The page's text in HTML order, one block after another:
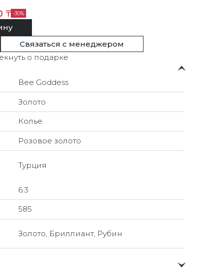
₸ 30
Связаться с менеджером
о подарке
Bee Goddess
Золото
Колье
Розовое золото
Турция
6.3
585
Золото, Бриллиант, Рубин